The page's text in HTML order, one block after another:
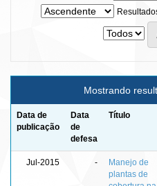
Mostrando
Data de
publicação
Data
de
defesa
Título
Jul-2015 -
Manejo de
plantas de